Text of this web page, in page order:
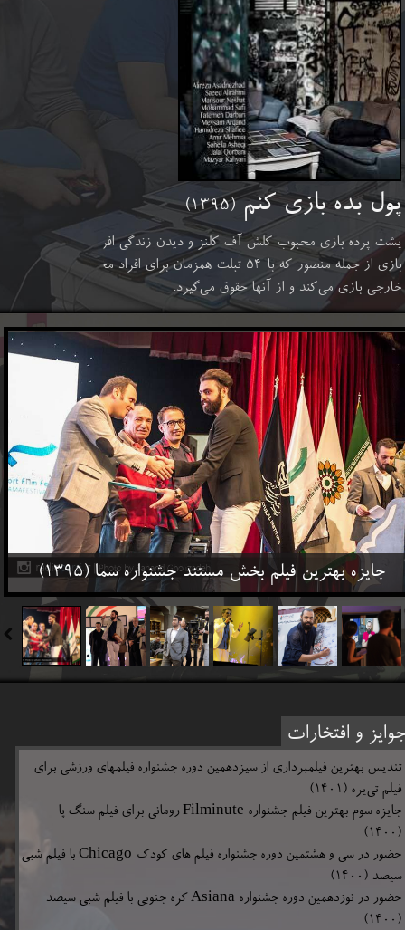
پول بده بازی کنم(۱۳۹۵)
​پشت پرده بازی محبوب کلش آف کلنز و دیدن زندگی افراد مشهور این
بازی از جمله منصور که با ۵۴ تبلت همزمان برای افراد مختلف ایرانی و
خارجی بازی می‌کند و از آنها حقوق می‌گیرد.
جایزه بهترین فیلم بخش مستند جشنواره سما (۱۳۹۵)
تندیس بهترین فیلمبرداری از سیزدهمین دوره جشنواره فیلمهای ورزشی برای
فیلم تی‌یره (۱۴۰۱)
جایزه سوم بهترین فیلم جشنواره Filminute رومانی برای فیلم سنگ پا
(۱۴۰۰)
حضور در سی و هشتمین دوره جشنواره فیلم های کودک Chicago با فیلم شبی
سیصد (۱۴۰۰)
حضور در نوزدهمین دوره جشنواره Asiana کره جنوبی با فیلم شبی سیصد
(۱۴۰۰)
جوایز و افتخارات